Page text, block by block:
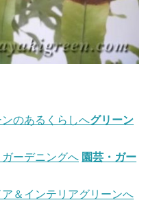
グリーン
園芸・ガー